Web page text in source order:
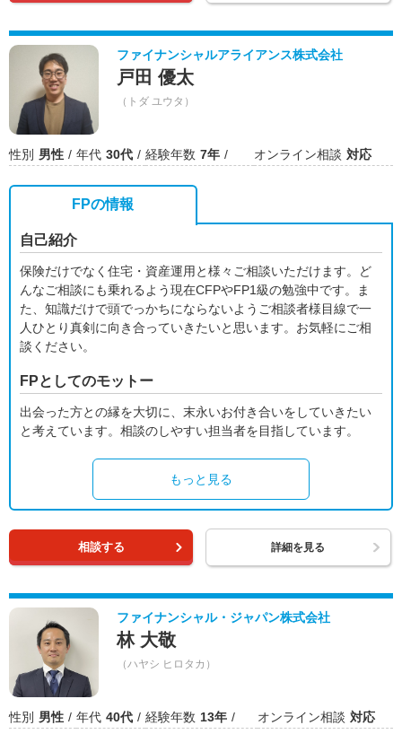
ファイナンシャルアライアンス株式会社
戸田 優太
（トダ ユウタ）
性別 男性 年代 30代 経験年数 7年 オンライン相談 対応
FPの情報
自己紹介
保険だけでなく住宅・資産運用と様々ご相談いただけます。ど
んなご相談にも乗れるよう現在CFPやFP1級の勉強中です。ま
た、知識だけで頭でっかちにならないようご相談者様目線で一
人ひとり真剣に向き合っていきたいと思います。お気軽にご相
談ください。
FPとしてのモットー
出会った方との縁を大切に、末永いお付き合いをしていきたい
と考えています。相談のしやすい担当者を目指しています。
もっと見る
相談する 詳細を見る
ファイナンシャル・ジャパン株式会社
林 大敬
（ハヤシ ヒロタカ）
性別 男性 年代 40代 経験年数 13年 オンライン相談 対応